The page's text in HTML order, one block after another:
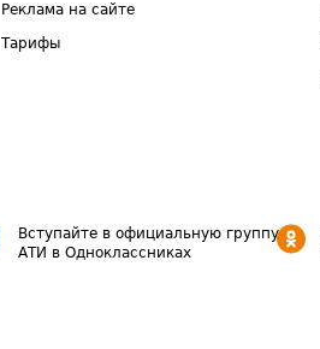
Реклама на сайте
Тарифы
Вступайте в официальную группу
АТИ в Одноклассниках